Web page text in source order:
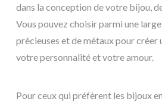
dans la conception de votre bijou,
Vous pouvez choisir parmi une
précieuses et de métaux pour
votre personnalité et votre amour.
Pour ceux qui préfèrent les bijoux